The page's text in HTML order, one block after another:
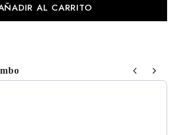
AL CARRITO
Next buttons to navigate through